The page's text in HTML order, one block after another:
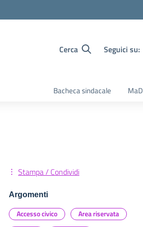
Cerca Seguici su:
Bacheca sindacale MaD
Stampa / Condividi
Argomenti
Accesso civico
Area riservata